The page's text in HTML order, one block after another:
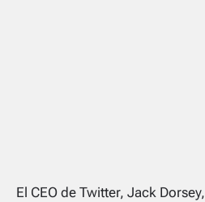
El CEO de Twitter, Jack Dorsey,